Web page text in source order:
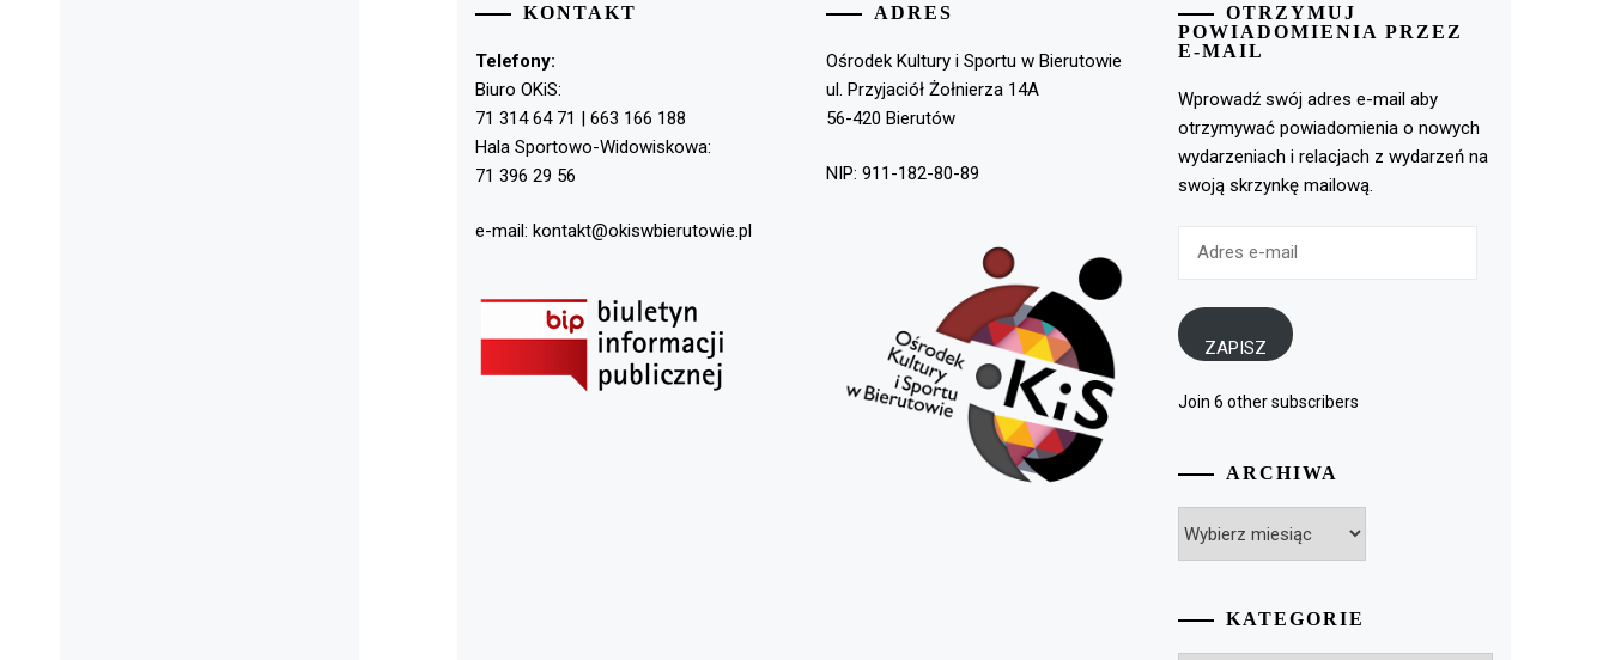
KONTAKT
Telefony:
Biuro OKiS:
71 314 64 71 | 663 166 188
Hala Sportowo-Widowiskowa:
71 396 29 56
e-mail: kontakt@okiswbierutowie.pl
ADRES
Ośrodek Kultury i Sportu w Bierutowie
ul. Przyjaciół Żołnierza 14A
56-420 Bierutów
NIP: 911-182-80-89
OTRZYMUJ
POWIADOMIENIA PRZEZ
E-MAIL
Wprowadź swój adres e-mail aby
otrzymywać powiadomienia o nowych
wydarzeniach i relacjach z wydarzeń na
swoją skrzynkę mailową.
ZAPISZ
Join 6 other subscribers
ARCHIWA
KATEGORIE